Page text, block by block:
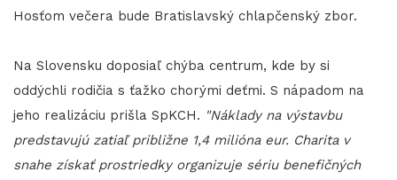
Hosťom večera bude Bratislavský chlapčenský zbor.
Na Slovensku doposiaľ chýba centrum, kde by si
oddýchli rodičia s ťažko chorými deťmi. S nápadom na
jeho realizáciu prišla SpKCH. "Náklady na výstavbu
predstavujú zatiaľ približne 1,4 milióna eur. Charita v
snahe získať prostriedky organizuje sériu benefičných